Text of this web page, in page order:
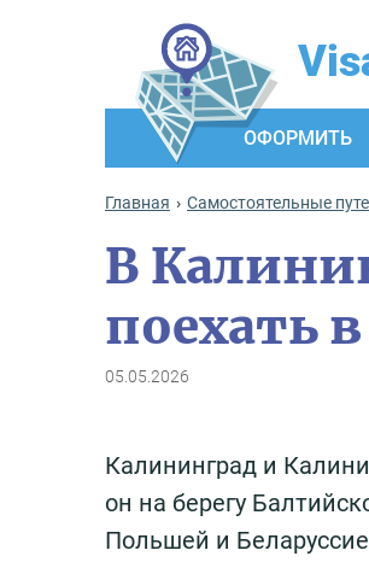
ОФОРМИТЬ
Главная Самостоятельные
В
поехать
05.05.2026
Калининград и
он на берегу
Польшей и